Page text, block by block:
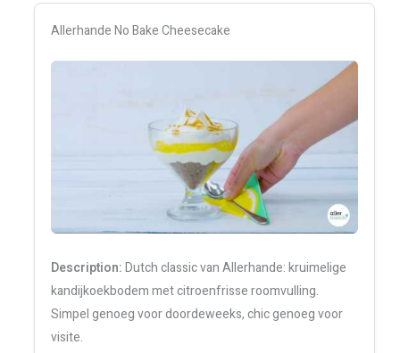
Allerhande No Bake Cheesecake
Description:Dutch classic van Allerhande: kruimelige
kandijkoekbodem met citroenfrisse roomvulling.
Simpel genoeg voor doordeweeks, chic genoeg voor
visite.